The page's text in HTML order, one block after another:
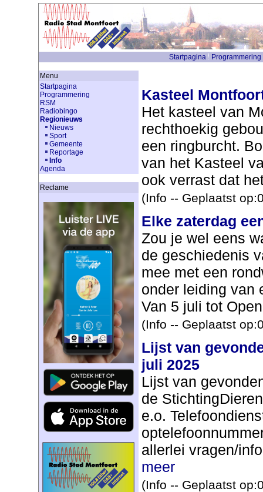
Startpagina Programmering
Menu
Startpagina
Programmering
RSM
Radiobingo
Regionieuws
Nieuws
Sport
Gemeente
Reportage
Info
Agenda
Reclame
Kasteel
Het kasteel van
rechthoekig
een ringburcht.
van het Kasteel
ook verrast dat
(Info -- Geplaatst
Elke zaterdag
Zou je wel eens
de geschiedenis
mee met een
onder leiding van
Van 5 juli tot
(Info -- Geplaatst
Lijst van
juli 2025
Lijst van
de
e.o.
allerlei vragen/
meer
(Info -- Geplaatst